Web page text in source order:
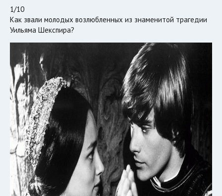
1/10
Как звали молодых возлюбленных из знаменитой трагедии
Уильяма Шекспира?